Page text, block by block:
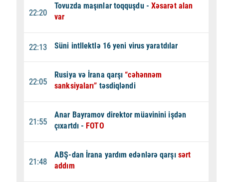
22:20
Tovuzda maşınlar toqquşdu - Xəsarət alan
var
22:13 Süni intllektlə 16 yeni virus yaratdılar
22:05
Rusiya və İrana qarşı “cəhənnəm
sanksiyaları” təsdiqləndi
21:55
Anar Bayramov direktor müavinini işdən
çıxartdı - FOTO
21:48
ABŞ-dan İrana yardım edənlərə qarşı sərt
addım